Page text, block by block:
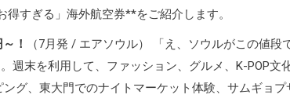
すぎる」海外航空券**をご紹介します。
！
（7月発 / エアソウル） 「え、ソウルがこの値
週末を利用して、ファッション、グルメ、K-POP文
グ、東大門でのナイトマーケット体験、サムギョ